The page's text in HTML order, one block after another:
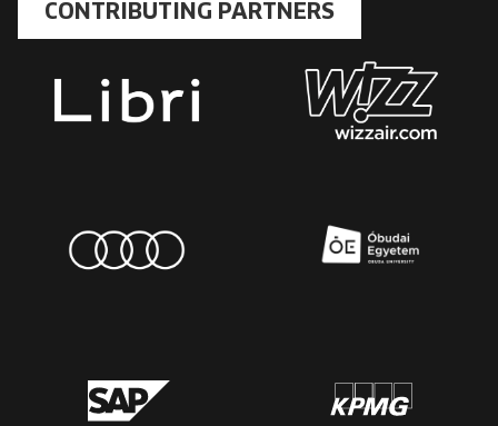
CONTRIBUTING PARTNERS